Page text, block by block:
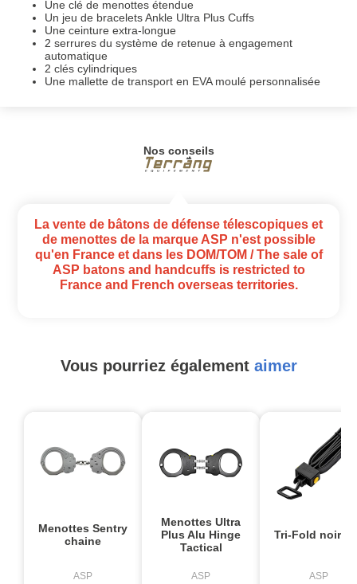
Une clé de menottes étendue
Un jeu de bracelets Ankle Ultra Plus Cuffs
Une ceinture extra-longue
2 serrures du système de retenue à engagement
automatique
2 clés cylindriques
Une mallette de transport en EVA moulé personnalisée
Nos conseils
La vente de bâtons de défense télescopiques et
de menottes de la marque ASP n'est possible
qu'en France et dans les DOM/TOM / The sale of
ASP batons and handcuffs is restricted to
France and French overseas territories.
Vous pourriez également aimer
Menottes Sentry
chaine
ASP
Menottes Ultra
Plus Alu Hinge
Tactical
ASP
Tri-Fold noir
ASP